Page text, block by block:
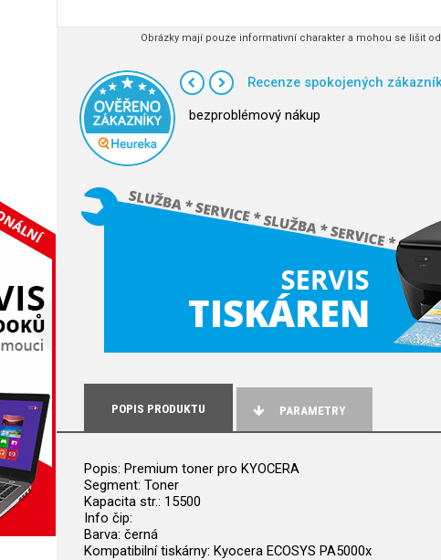
Obrázky mají pouze informativní charakter a mohou se lišit
Recenze spokojených
bezproblémový nákup
POPIS PRODUKTU PARAMETRY
Popis: Premium toner pro KYOCERA
Segment: Toner
Kapacita str.: 15500
Info čip:
Barva: černá
Kompatibilní tiskárny: Kyocera ECOSYS PA5000x